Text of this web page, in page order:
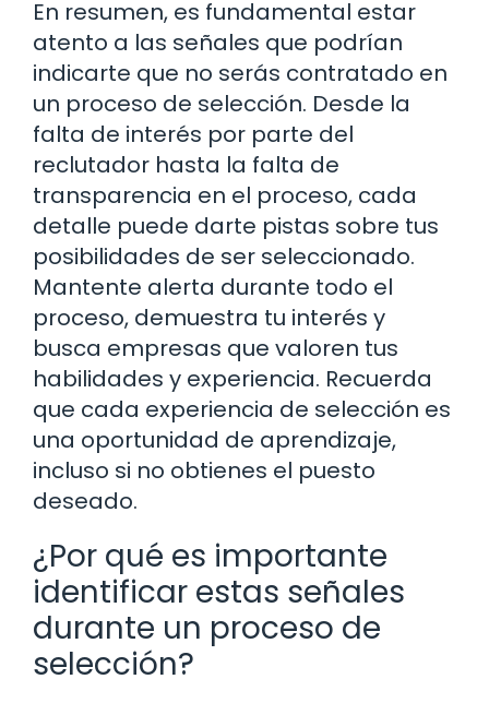
En resumen, es fundamental estar
atento a las señales que podrían
indicarte que no serás contratado en
un proceso de selección. Desde la
falta de interés por parte del
reclutador hasta la falta de
transparencia en el proceso, cada
detalle puede darte pistas sobre tus
posibilidades de ser seleccionado.
Mantente alerta durante todo el
proceso, demuestra tu interés y
busca empresas que valoren tus
habilidades y experiencia. Recuerda
que cada experiencia de selección es
una oportunidad de aprendizaje,
incluso si no obtienes el puesto
deseado.
¿Por qué es importante
identificar estas señales
durante un proceso de
selección?